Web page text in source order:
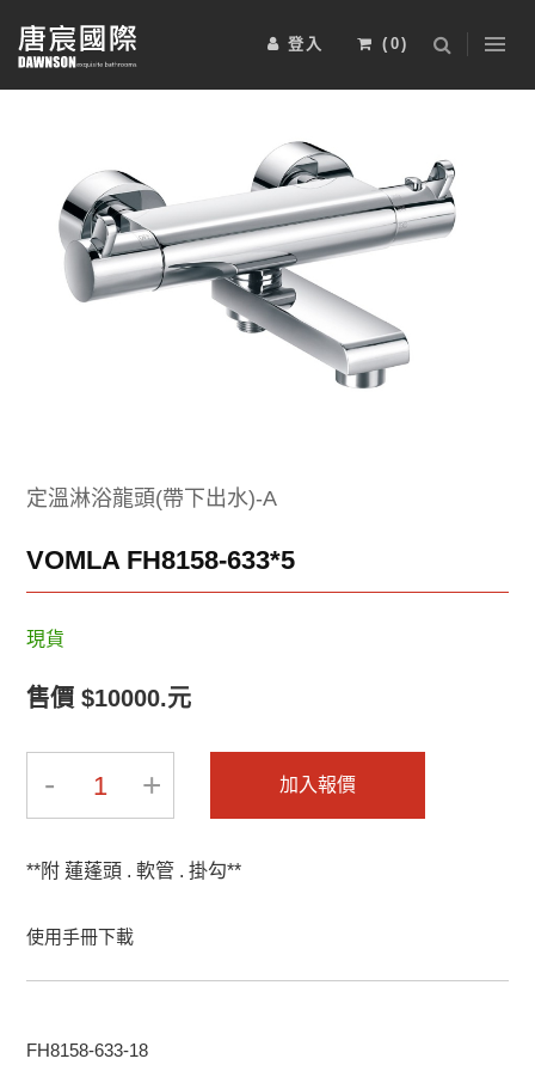
登入 ( 0)
浴室櫃 五金配件 淋浴拉門
電熱毛巾桿 其他 運動傢俱
2025-BRAVAT-6
2025-BRAVAT-4 2025-BRAVAT-3
2025-BRAVAT-2
2019-INNOCI-8 2019-INNOCI-7
定溫淋浴龍頭(帶下出水)-A
VOMLA FH8158-633*5
現貨
售價 $10000.元
- 1 + 加入報價
**附 蓮蓬頭 . 軟管 . 掛勾**
使用手冊下載
FH8158-633-18